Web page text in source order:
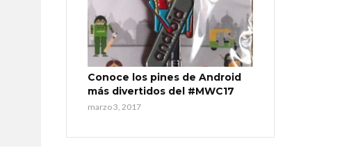
Conoce los pines de Android
más divertidos del #MWC17
marzo 3, 2017